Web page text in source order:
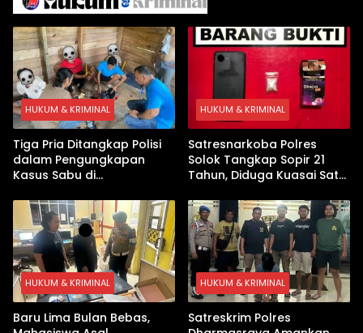
HUKUM & KRIMINAL
Tiga Pria Ditangkap Polisi
dalam Pengungkapan
Kasus Sabu di
Digital hingga Bong Disita
HUKUM & KRIMINAL
Satresnarkoba Polres
Solok Tangkap Sopir 21
Tahun, Diduga Kuasai Satu
HUKUM & KRIMINAL
Baru Lima Bulan Bebas,
HUKUM & KRIMINAL
Satreskrim Polres